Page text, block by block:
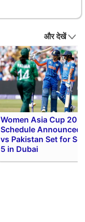
और देखें
Women Asia Cup
Schedule Announced:
vs Pakistan Set for
5 in Dubai